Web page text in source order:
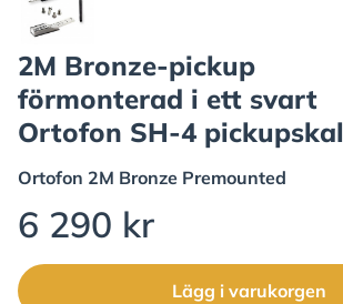
2M Bronze-pickup
förmonterad i ett svart
Ortofon SH-4 pickupskal
Ortofon 2M Bronze Premounted
6 290 kr
Lägg i varukorgen